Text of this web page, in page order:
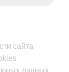
сайта
данных